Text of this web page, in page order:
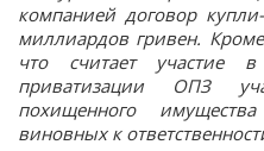
компанией договор
миллиардов гривен.
что считает участие
приватизации ОПЗ
похищенного
виновных к